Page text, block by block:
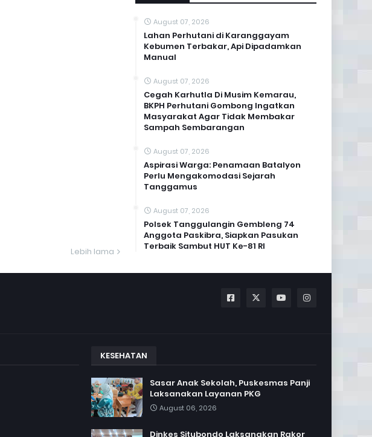
Lebih lama
August 07, 2026
Lahan Perhutani di Karanggayam
Kebumen Terbakar, Api Dipadamkan
Manual
August 07, 2026
Cegah Karhutla Di Musim Kemarau,
BKPH Perhutani Gombong Ingatkan
Masyarakat Agar Tidak Membakar
Sampah Sembarangan
August 07, 2026
Aspirasi Warga: Penamaan Batalyon
Perlu Mengakomodasi Sejarah
Tanggamus
August 07, 2026
Polsek Tanggulangin Gembleng 74
Anggota Paskibra, Siapkan Pasukan
Terbaik Sambut HUT Ke-81 RI
KESEHATAN
Sasar Anak Sekolah, Puskesmas Panji
Laksanakan Layanan PKG
August 06, 2026
Dinkes Situbondo Laksanakan Rakor